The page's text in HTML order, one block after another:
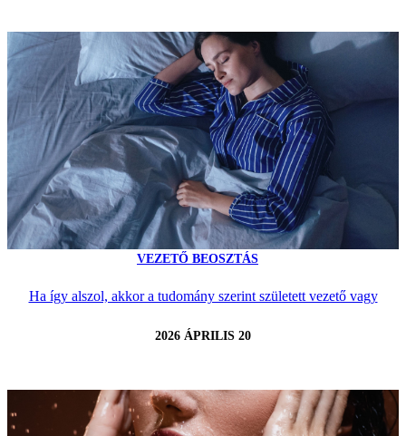
VEZETŐ BEOSZTÁS
Ha így alszol, akkor a tudomány szerint született vezető vagy
2026 ÁPRILIS 20